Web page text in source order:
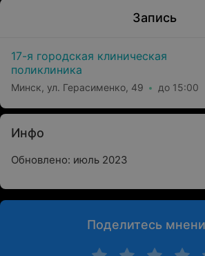
Запись
17-я городская клиническая
поликлиника
Минск, ул. Герасименко, 49 до 15:00
Инфо
Обновлено: июль 2023
Поделитесь